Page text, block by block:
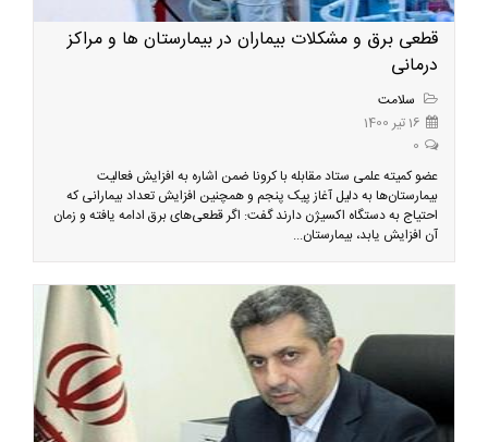
قطعی برق و مشکلات بیماران در بیمارستان ها و مراکز
درمانی
سلامت
16 تیر 1400
0
عضو کمیته علمی ستاد مقابله با کرونا ضمن اشاره به افزایش فعالیت
بیمارستان‌ها به دلیل آغاز پیک پنجم و همچنین افزایش تعداد بیمارانی که
احتیاج به دستگاه اکسیژن دارند گفت: اگر قطعی‌های برق ادامه یافته و زمان
آن افزایش یابد، بیمارستان‌...